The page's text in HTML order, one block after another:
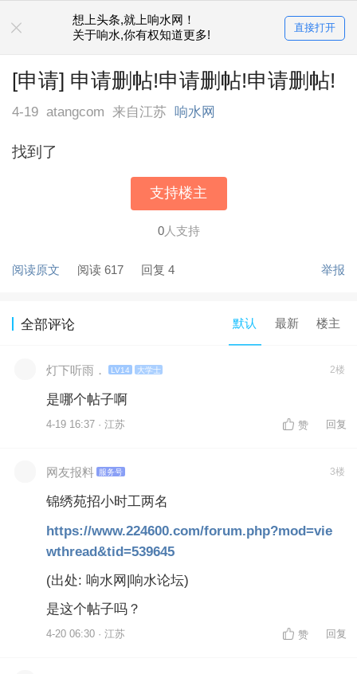
想上头条,就上响水网！
关于响水,你有权知道更多!
直接打开
[申请] 申请删帖!申请删帖!申请删帖!
4-19 atangcom 来自江苏 响水网
找到了
支持楼主
0人支持
阅读原文 阅读 617 回复 4 举报
全部评论 默认 最新 楼主
灯下听雨． LV14 大学士 2楼
是哪个帖子啊
4-19 16:37 · 江苏 赞 回复
网友报料 服务号 3楼
锦绣苑招小时工两名
https://www.224600.com/forum.php?mod=vie
wthread&tid=539645
(出处: 响水网|响水论坛)
是这个帖子吗？
4-20 06:30 · 江苏 赞 回复